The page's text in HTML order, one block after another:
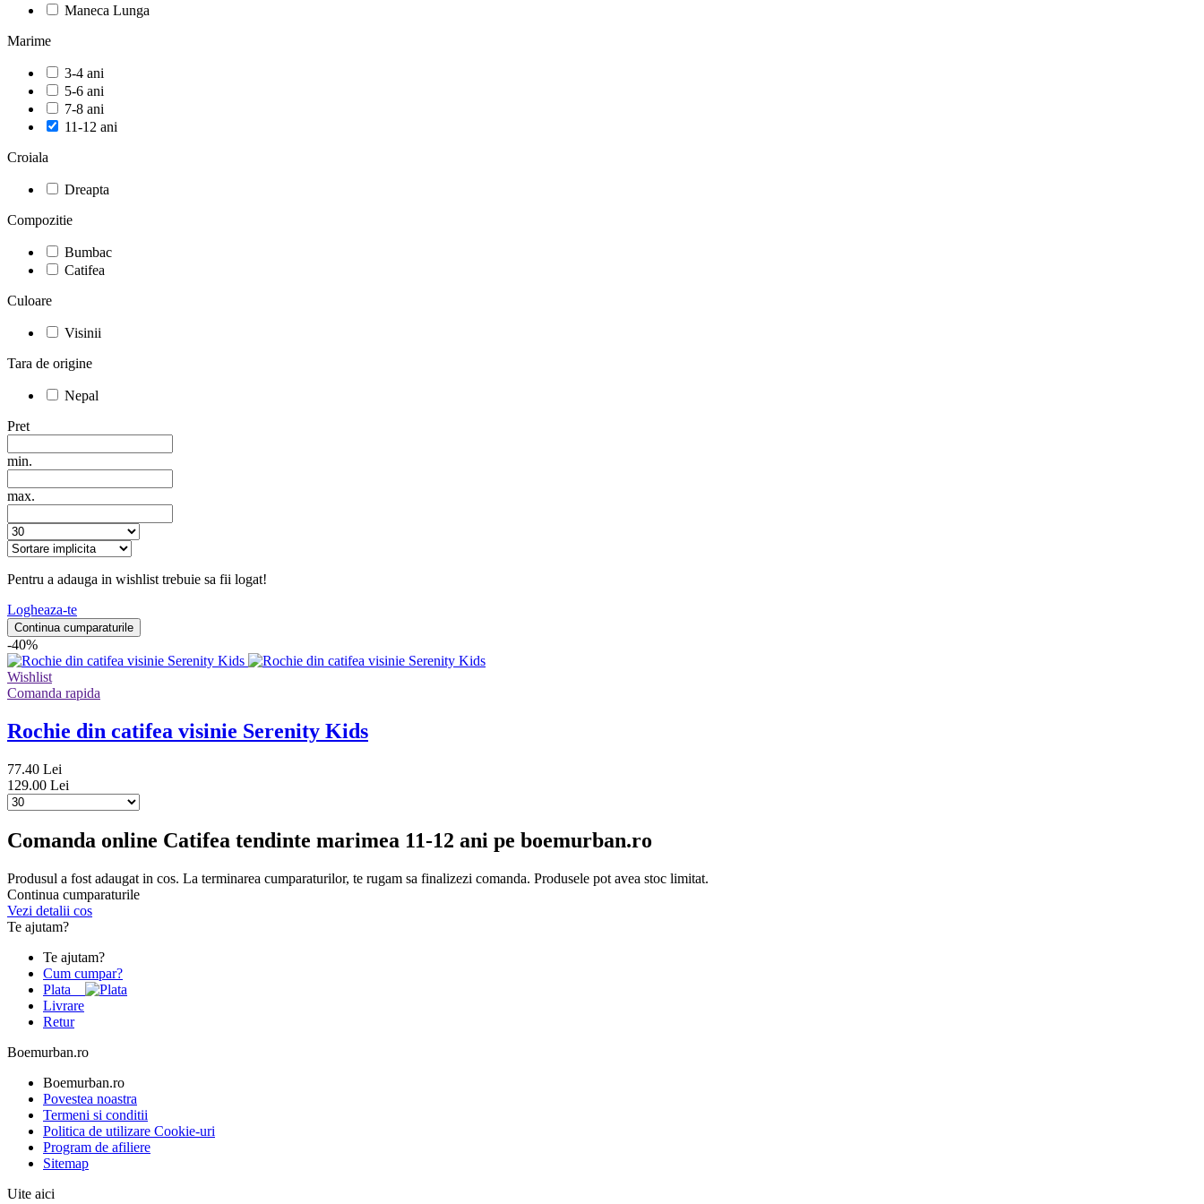
Maneca Lunga
Marime
3-4 ani
5-6 ani
7-8 ani
11-12 ani
Croiala
Dreapta
Compozitie
Bumbac
Catifea
Culoare
Visinii
Tara de origine
Nepal
Pret
min.
max.
Pentru a adauga in wishlist trebuie sa fii logat!
Logheaza-te
Continua cumparaturile
-40%
Wishlist
Comanda rapida
Rochie din catifea visinie Serenity Kids
77.40 Lei
129.00 Lei
Comanda online Catifea tendinte marimea 11-12 ani pe boemurban.ro
Produsul a fost adaugat in cos. La terminarea cumparaturilor, te rugam sa finalizezi comanda. Produsele pot avea stoc limitat.
Continua cumparaturile
Vezi detalii cos
Te ajutam?
Te ajutam?
Cum cumpar?
Plata
Livrare
Retur
Boemurban.ro
Boemurban.ro
Povestea noastra
Termeni si conditii
Politica de utilizare Cookie-uri
Program de afiliere
Sitemap
Uite aici